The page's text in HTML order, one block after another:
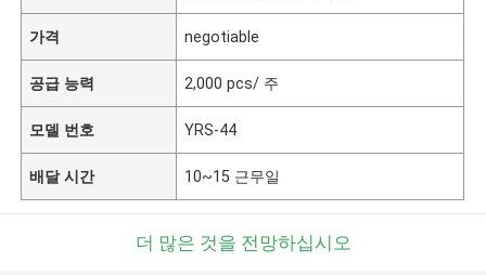
가격 negotiable
공급 능력 2,000 pcs/ 주
모델 번호 YRS-44
배달 시간 10~15 근무일
더 많은 것을 전망하십시오